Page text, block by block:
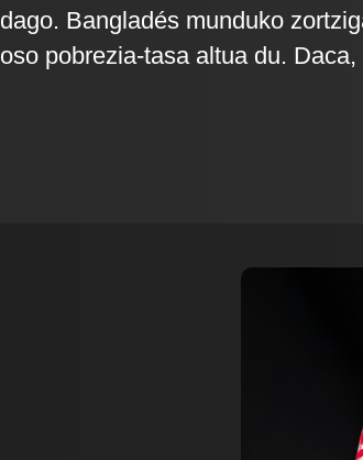
dago. Bangladés munduko
oso pobrezia-tasa altua du. Daca,